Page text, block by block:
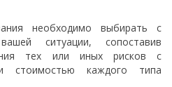
необходимо выбирать с
ситуации, сопоставив
тех или иных рисков с
стоимостью каждого типа